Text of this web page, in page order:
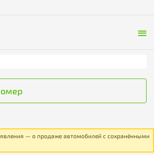
— о продаже автомобилей с сохранёнными